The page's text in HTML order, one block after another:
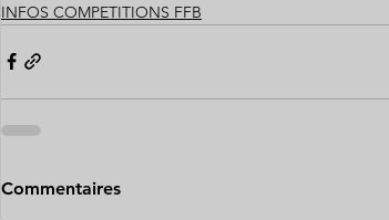
INFOS COMPETITIONS FFB
Commentaires